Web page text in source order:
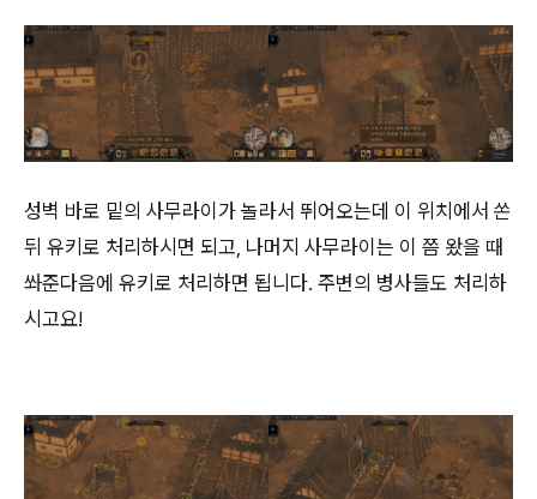
성벽 바로 밑의 사무라이가 놀라서 뛰어오는데 이 위치에서 쏜
뒤 유키로 처리하시면 되고, 나머지 사무라이는 이 쯤 왔을 때
쏴준다음에 유키로 처리하면 됩니다. 주변의 병사들도 처리하
시고요!